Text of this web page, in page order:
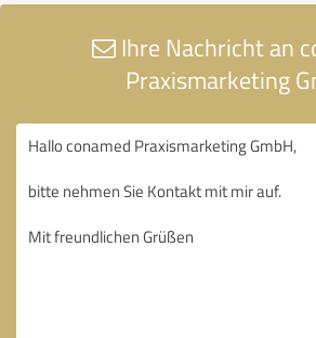
Ihre Nachricht an
Praxismarketing